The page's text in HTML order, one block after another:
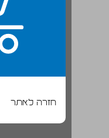
חזרה לאתר